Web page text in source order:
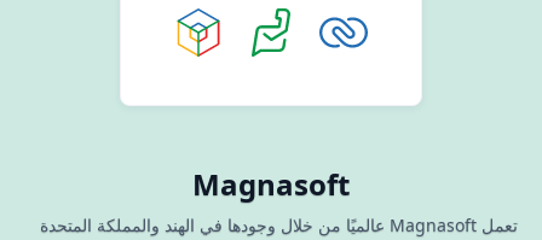
Magnasoft
تعمل Magnasoft عالميًا من خلال وجودها في الهند والمملكة المتحدة